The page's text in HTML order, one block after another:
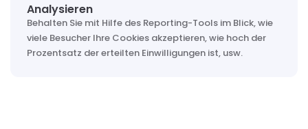
Analysieren
Behalten Sie mit Hilfe des Reporting-Tools im Blick, wie
viele Besucher Ihre Cookies akzeptieren, wie hoch der
Prozentsatz der erteilten Einwilligungen ist, usw.